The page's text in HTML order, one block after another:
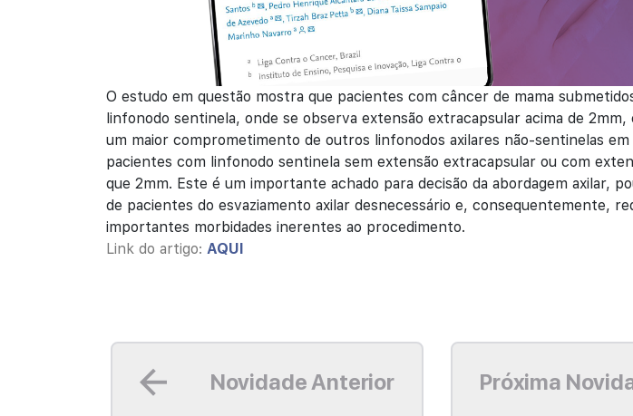
O estudo em questão mostra que pacientes com câncer de mama
linfonodo sentinela, onde se observa extensão extracapsular acima de 2mm,
um maior comprometimento de outros linfonodos axilares não-sentinelas em
pacientes com linfonodo sentinela sem extensão extracapsular ou com
que 2mm. Este é um importante achado para decisão da abordagem axilar,
de pacientes do esvaziamento axilar desnecessário e, consequentemente,
importantes morbidades inerentes ao procedimento.
Link do artigo: AQUI
Novidade Anterior Próxima